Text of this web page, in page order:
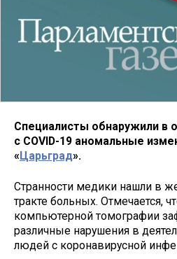
Специалисты обнаружили в
с COVID-19 аномальные
«Царьград».
Странности медики нашли в
тракте больных. Отмечается,
компьютерной томографии
различные нарушения в
людей с коронавирусной